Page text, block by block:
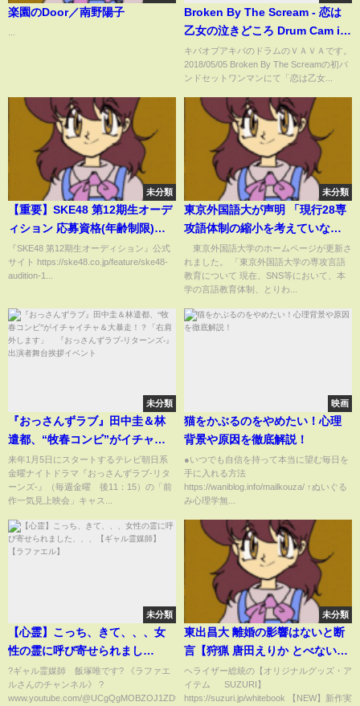
楽園のDoor／南野陽子
Broken By The Scream - 恋は
乙女の泣きどころ Drum Cam in
Clubasia 2018/05/05
キバオブアキバのドラムのＶＡＶＡです。
2018/05/05 Broken By The Screamの初バ
ンドセットワンマンにて「恋は乙女...
未分類
【重要】SKE48 第12期生オーデ
ィション 応募資格(年齢制限)が
18歳になった意味
『SKE48 第12期生オーディション』公式
サイト https://ske48.co.jp/feature/ske48-
audition-1...
未分類
東京外国語大が声明 「現行28専
攻語体制の縮小を考えていな
い」 SNS上での小規模語科の言
説めぐり(ABEMA TIMES)
東京外国語大学のホームページが更新さ
れました。 「東京外国語大学の専攻言語
教育について 現在、SNS等において、本
学の言語教育体制、とりわ...
未分類
『おっさんずラブ』田中圭＆林
遣都、“牧春コンビ”がイチャイ
チャ＆大暴走！？「右肩外しま
す」 『おっさんずラブ-リター
ンズ-』出演者舞台挨拶イベント
来年1月5日にスタートするテレビ朝日系
金曜ナイトドラマ『おっさんずラブ-リタ
ーンズ-』（毎週金曜 後11：15）の「前
作一気見上映会」キャス...
映画
猫をかぶるのをやめたい！心理
背景や原因を徹底解説！
●いつでも自信を持って本当に望む毎日を
手に入れる方法
https://waniblog.info/mailkouza/ ↑ぬいぐる
み心理学無...
未分類
【心霊】こっち、きて、、、女
性の霊に呼び寄せられまし
た、、、【ギャル霊媒師】【ラ
ファエル】
?ギャル霊媒師 飯塚唯です? 《ラファエ
ルさんのチャンネル》 ?
www.youtube.com/@UCgQgMOBZOJ1ZDtCZ4hwP...
未分類
東出昌大 離婚の影響はないと断
言【狩猟 唐田えりか とべない風
船 ネットニュース Twitterで話題
最新情報】
ヘライザー総統の【オリジナルグッズ・ア
イテム ∞ SUZURI】
https://suzuri.jp/whitebook 【NEW】新作実